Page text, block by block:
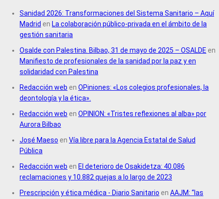
Sanidad 2026: Transformaciones del Sistema Sanitario – Aquí
Madrid en La colaboración público-privada en el ámbito de la
gestión sanitaria
Osalde con Palestina. Bilbao, 31 de mayo de 2025 – OSALDE en
Manifiesto de profesionales de la sanidad por la paz y en
solidaridad con Palestina
Redacción web en OPiniones: «Los colegios profesionales, la
deontología y la ética».
Redacción web en OPINION: «Tristes reflexiones al alba» por
Aurora Bilbao
José Maeso en Vía libre para la Agencia Estatal de Salud
Pública
Redacción web en El deterioro de Osakidetza: 40.086
reclamaciones y 10.882 quejas a lo largo de 2023
Prescripción y ética médica - Diario Sanitario en AAJM: “las